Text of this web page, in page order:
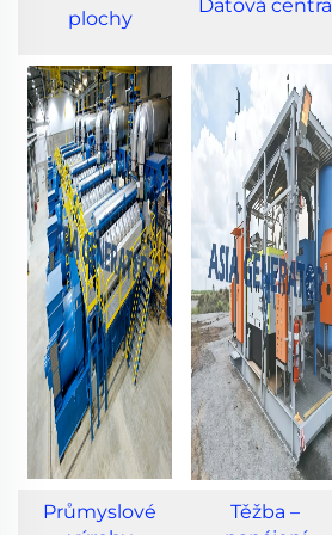
plochy
Datová centra
Průmyslové
Těžba –